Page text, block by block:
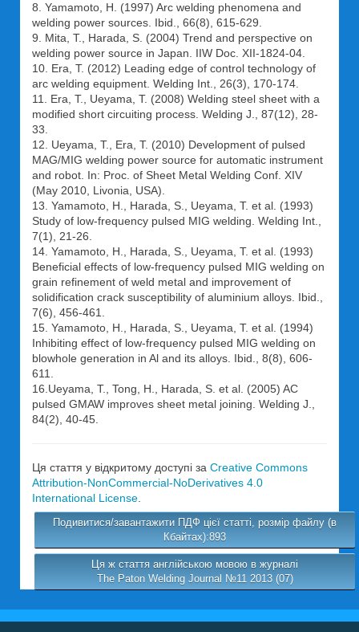
8. Yamamoto, H. (1997) Arc welding phenomena and
welding power sources. Ibid., 66(8), 615-629.
9. Mita, T., Harada, S. (2004) Trend and perspective on
welding power source in Japan. IIW Doc. XII-1824-04.
10. Era, T. (2012) Leading edge of control technology of
arc welding equipment. Welding Int., 26(3), 170-174.
11. Era, T., Ueyama, T. (2008) Welding steel sheet with a
modified short circuiting process. Welding J., 87(12), 28-
33.
12. Ueyama, T., Era, T. (2010) Development of pulsed
MAG/MIG welding power source for automatic instrument
and robot. In: Proc. of Sheet Metal Welding Conf. XIV
(May 2010, Livonia, USA).
13. Yamamoto, H., Harada, S., Ueyama, T. et al. (1993)
Study of low-frequency pulsed MIG welding. Welding Int.,
7(1), 21-26.
14. Yamamoto, H., Harada, S., Ueyama, T. et al. (1993)
Beneficial effects of low-frequency pulsed MIG welding on
grain refinement of weld metal and improvement of
solidification crack susceptibility of aluminium alloys. Ibid.,
7(6), 456-461.
15. Yamamoto, H., Harada, S., Ueyama, T. et al. (1994)
Inhibiting effect of low-frequency pulsed MIG welding on
blowhole generation in Al and its alloys. Ibid., 8(8), 606-
611.
16.Ueyama, T., Tong, H., Harada, S. et al. (2005) AC
pulsed GMAW improves sheet metal joining. Welding J.,
84(2), 40-45.
Ця стаття у відкритому доступі за Creative Commons
Attribution-NonCommercial-NoDerivatives 4.0
International License
Подивитися/завантажити ПДФ цієї статті, розмір файлу (в
Кбайтах):893
Ця ж стаття англійською мовою в журналі
The Paton Welding Journal №11 2013 (07)